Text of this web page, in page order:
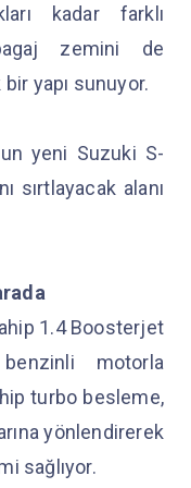
kadar farklı
zemini de
yapı sunuyor.
yeni Suzuki S-
sırtlayacak alanı
1.4 Boosterjet
motorla
turbo besleme,
yönlendirerek
sağlıyor.